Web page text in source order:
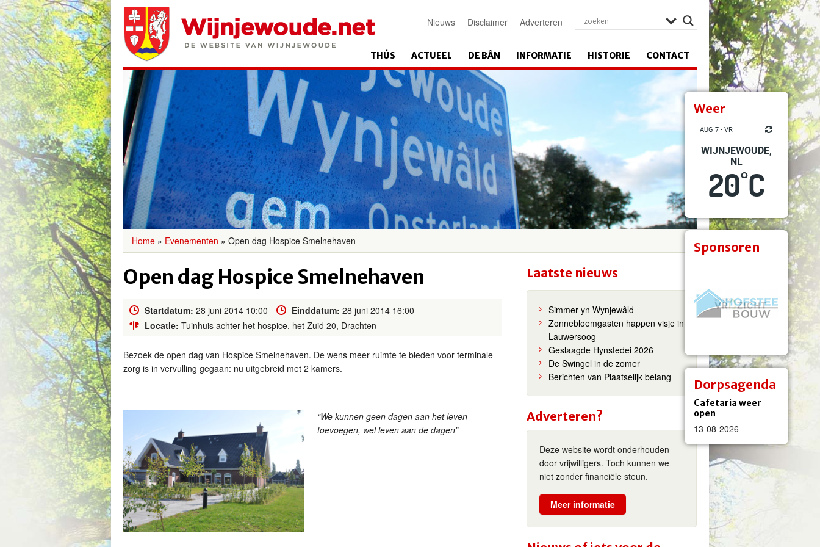
Weer
AUG 7 - VR
WIJNJEWOUDE,
NL
20°C
Sponsoren
Dorpsagenda
Cafetaria weer
open
13-08-2026
Nieuws Disclaimer Adverteren
THÚS ACTUEEL DE BÂN INFORMATIE HISTORIE CONTACT
Home » Evenementen » Open dag Hospice Smelnehaven
Open dag Hospice Smelnehaven
Startdatum: 28 juni 2014 10:00 Einddatum: 28 juni 2014 16:00
Locatie: Tuinhuis achter het hospice, het Zuid 20, Drachten
Bezoek de open dag van Hospice Smelnehaven. De wens meer ruimte te bieden voor terminale
zorg is in vervulling gegaan: nu uitgebreid met 2 kamers.
“We kunnen geen dagen aan het leven
toevoegen, wel leven aan de dagen”
Laatste nieuws
Simmer yn Wynjewâld
Zonnebloemgasten happen visje in
Lauwersoog
Geslaagde Hynstedei 2026
De Swingel in de zomer
Berichten van Plaatselijk belang
Adverteren?
Deze website wordt onderhouden
door vrijwilligers. Toch kunnen we
niet zonder financiële steun.
Meer informatie